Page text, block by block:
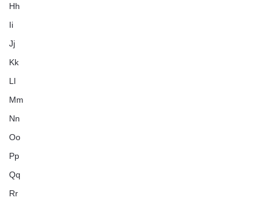
Hh
Ii
Jj
Kk
Ll
Mm
Nn
Oo
Pp
Qq
Rr